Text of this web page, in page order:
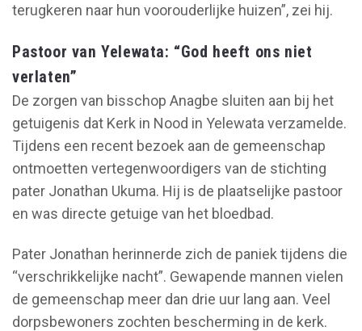
terugkeren naar hun voorouderlijke huizen”, zei hij.
Pastoor van Yelewata: “God heeft ons niet
verlaten”
De zorgen van bisschop Anagbe sluiten aan bij het
getuigenis dat Kerk in Nood in Yelewata verzamelde.
Tijdens een recent bezoek aan de gemeenschap
ontmoetten vertegenwoordigers van de stichting
pater Jonathan Ukuma. Hij is de plaatselijke pastoor
en was directe getuige van het bloedbad.
Pater Jonathan herinnerde zich de paniek tijdens die
“verschrikkelijke nacht”. Gewapende mannen vielen
de gemeenschap meer dan drie uur lang aan. Veel
dorpsbewoners zochten bescherming in de kerk.